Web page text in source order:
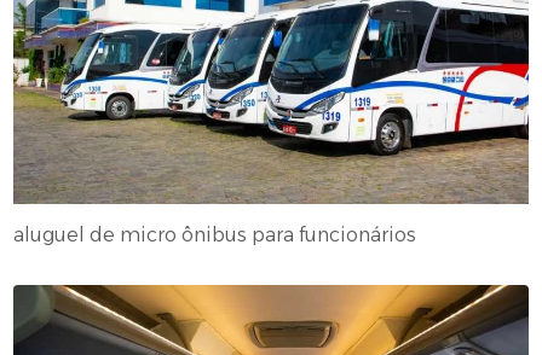
aluguel de micro ônibus para funcionários